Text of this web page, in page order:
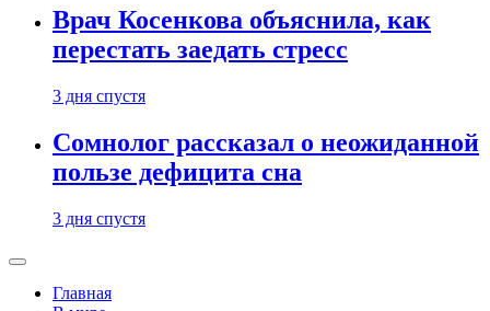
Врач Косенкова объяснила, как
перестать заедать стресс
3 дня спустя
Сомнолог рассказал о неожиданной
пользе дефицита сна
3 дня спустя
Главная